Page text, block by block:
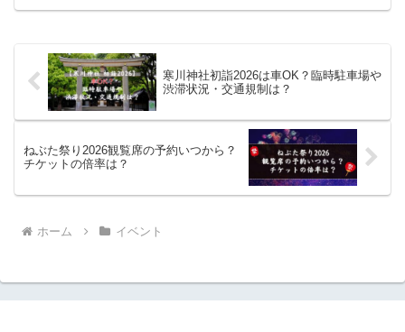
寒川神社初詣2026は車OK？臨時駐車場や
渋滞状況・交通規制は？
ねぶた祭り2026観覧席の予約いつから？
チケットの倍率は？
ホーム イベント